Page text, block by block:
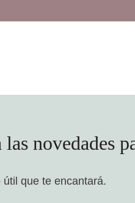
las novedades
que te encantará.